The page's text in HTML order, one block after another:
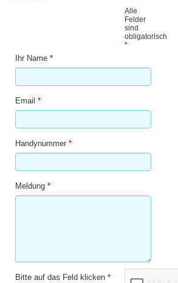
Alle
Felder
sind
obligatorisch
*
Ihr Name *
Email *
Handynummer *
Meldung *
Bitte auf das Feld klicken *